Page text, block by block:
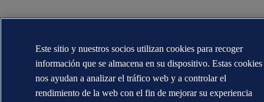
Este sitio y nuestros socios utilizan cookies para recoger
información que se almacena en su dispositivo. Estas cookies
nos ayudan a analizar el tráfico web y a controlar el
rendimiento de la web con el fin de mejorar su experiencia